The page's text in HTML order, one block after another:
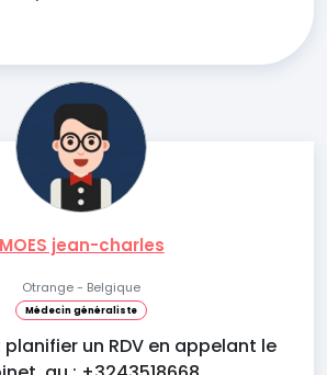
MOES jean-charles
Otrange - Belgique
Médecin généraliste
un RDV en appelant le